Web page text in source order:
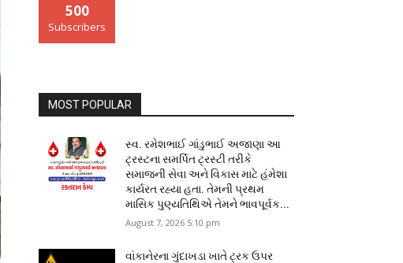
500
Subscribers
MOST POPULAR
સ્વ. રમેશભાઈ ગાંડુભાઈ અજાણા આ
ટ્રસ્ટના સમર્પિત ટ્રસ્ટી તરીકે
સમાજની સેવા અને વિકાસ માટે હંમેશા
કાર્યરત રહ્યા હતા. તેમની પ્રથમ
માસિક પુણ્યતિથિએ તેમને ભાવપૂર્વક...
August 7, 2026 5:10 pm
વાંકાનેરના ગુંદાખડા ખાતે ટ્રક ઉપર